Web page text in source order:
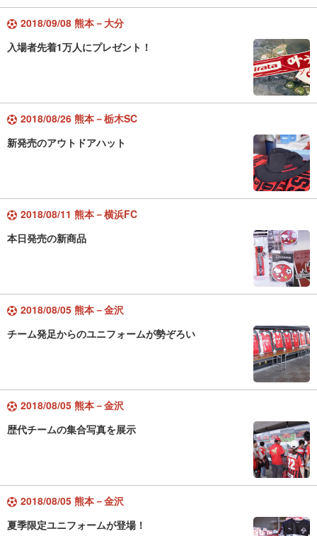
2018/09/08 熊本－大分
入場者先着1万人にプレゼント！
2018/08/26 熊本－栃木SC
新発売のアウトドアハット
2018/08/11 熊本－横浜FC
本日発売の新商品
2018/08/05 熊本－金沢
チーム発足からのユニフォームが勢ぞろい
2018/08/05 熊本－金沢
歴代チームの集合写真を展示
2018/08/05 熊本－金沢
夏季限定ユニフォームが登場！